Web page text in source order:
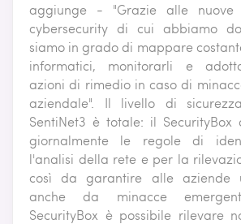
aggiunge - "Grazie alle nuove
cybersecurity di cui abbiamo
siamo in grado di mappare
informatici, monitorarli e
azioni di rimedio in caso di
aziendale". Il livello di
SentiNet3 è totale: il
giornalmente le regole di
l'analisi della rete e per la
così da garantire alle aziende
anche da minacce
SecurityBox è possibile rilevare